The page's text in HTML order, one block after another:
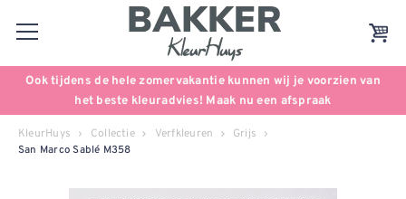
Ook tijdens de hele zomervakantie kunnen wij je voorzien van
het beste kleuradvies! Maak nu een afspraak
KleurHuys Collectie Verfkleuren Grijs
San Marco Sablé M358